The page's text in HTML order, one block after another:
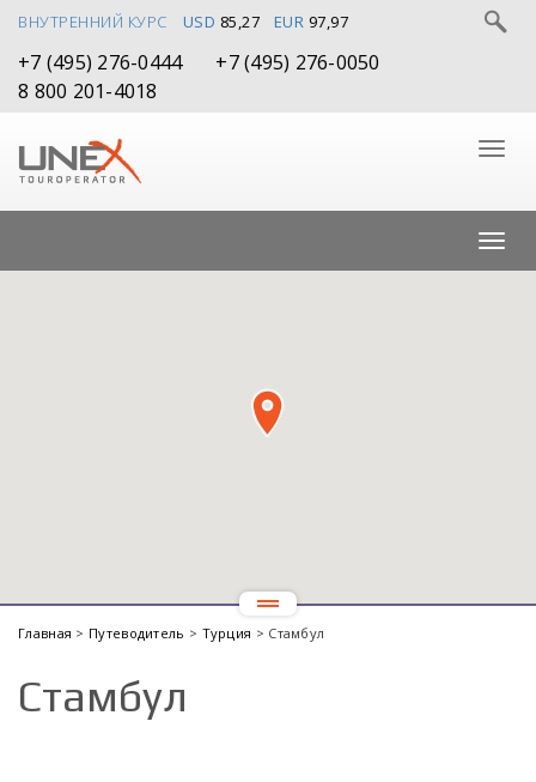
ВНУТРЕННИЙ КУРС USD 85,27 EUR 97,97
+7 (495) 276-0444
+7 (495) 276-0050
8 800 201-4018
Главная > Путеводитель > Турция > Стамбул
Стамбул